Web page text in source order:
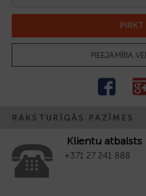
PIRKT
PIEEJAMĪBA
RAKSTURĪGĀS PAZĪMES
Klientu atbalsts
+371 27 241 888